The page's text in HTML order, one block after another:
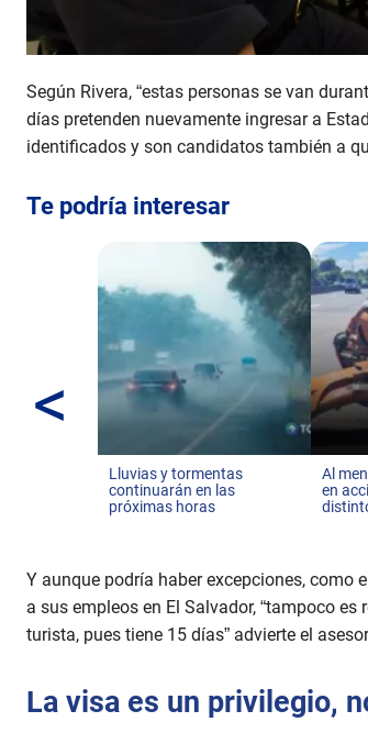
Según Rivera, “estas personas se van
días pretenden nuevamente ingresar a
identificados y son candidatos también a
Te podría interesar
<
Lluvias y tormentas
continuarán en las
próximas horas
Al
en
Y aunque podría haber excepciones, como
a sus empleos en El Salvador, “tampoco
turista, pues tiene 15 días” advierte el
La visa es un privilegio,